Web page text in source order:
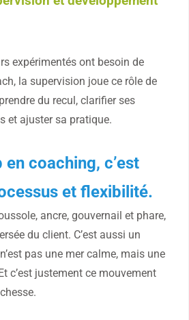
expérimentés ont besoin de
la supervision joue ce rôle de
du recul, clarifier ses
et ajuster sa pratique.
en coaching, c’est
et flexibilité.
ancre, gouvernail et phare,
du client. C’est aussi un
pas une mer calme, mais une
c’est justement ce mouvement